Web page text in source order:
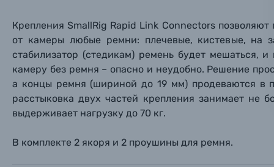
Осветительное оборудование
Фоторамки
Фотоальбомы
Книги о фотографии, альбомы известных
Нажимая
Крепления SmallRig Rapid Link Connectors
от камеры любые ремни: плечевые, кистевые, на
стабилизатор (стедикам) ремень будет мешаться,
камеру без ремня – опасно и неудобно. Решение
а концы ремня (шириной до 19 мм) продеваются в
расстыковка двух частей крепления занимает не
выдерживает нагрузку до 70 кг.
В комплекте 2 якоря и 2 проушины для ремня.